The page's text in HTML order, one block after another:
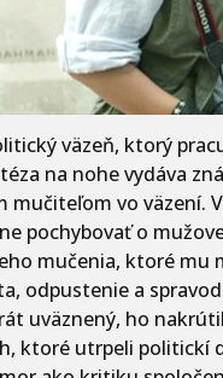
väzeň, ktorý
na nohe vydáva
mučiteľom vo väzení.
pochybovať o
mučenia, ktoré mu
odpustenie a
uväznený, ho
ktoré utrpeli politickí